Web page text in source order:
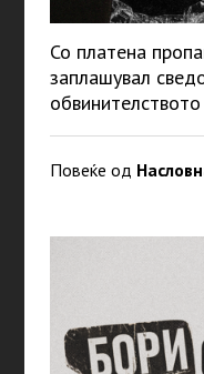
Со платена
заплашувал
обвинителството
Повеќе од